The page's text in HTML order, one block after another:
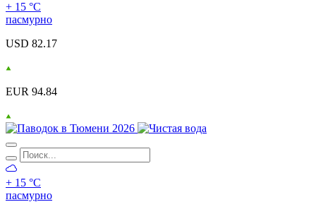
+ 15 °С
пасмурно
USD 82.17
EUR 94.84
+ 15 °С
пасмурно